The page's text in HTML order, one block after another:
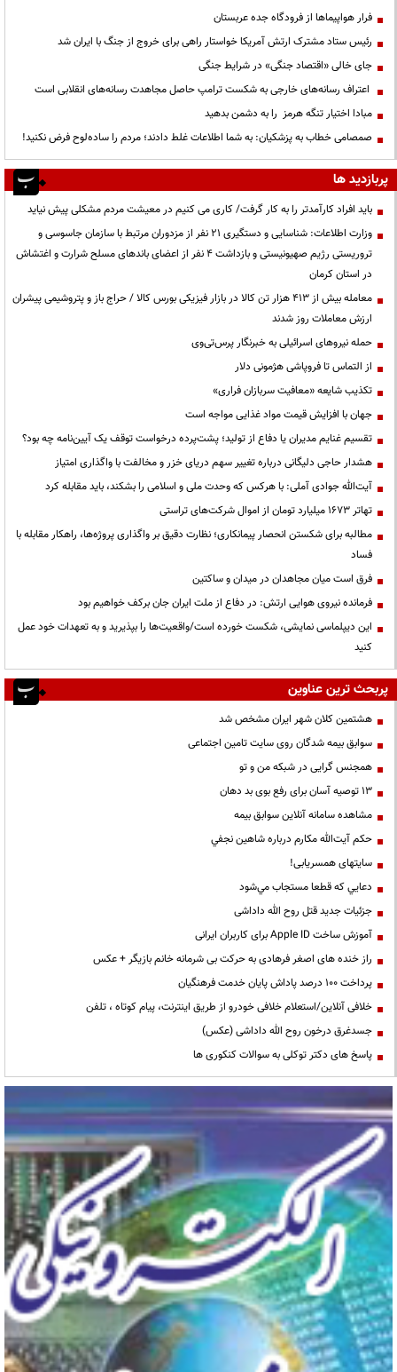
فرار هواپیماها از فرودگاه جده عربستان
رئیس ستاد مشترک ارتش آمریکا خواستار راهی برای خروج از جنگ با ایران شد
جای خالی «اقتصاد جنگی» در شرایط جنگی
اعتراف رسانه‌های خارجی به شکست ترامپ حاصل مجاهدت رسانه‌های انقلابی است
مبادا اختیار تنگه هرمز را به دشمن بدهید
صمصامی خطاب به پزشکیان: به شما اطلاعات غلط دادند؛ مردم را ساده‌لوح فرض نکنید!
پربازدید ها
باید افراد کارآمدتر را به کار گرفت/ کاری می کنیم در معیشت مردم مشکلی پیش نیاید
وزارت اطلاعات: شناسایی و دستگیری ۲۱ نفر از مزدوران مرتبط با سازمان جاسوسی و
تروریستی رژیم صهیونیستی و بازداشت ۴ نفر از اعضای باندهای مسلح شرارت و اغتشاش
در استان کرمان
معامله بیش از ۴۱۳ هزار تن کالا در بازار فیزیکی بورس کالا / حراج باز و پتروشیمی پیشران
ارزش معاملات روز شدند
حمله نیروهای اسرائیلی به خبرنگار پرس‌تی‌وی
از التماس تا فروپاشی هژمونی دلار
تکذیب شایعه «معافیت سربازان فراری»
جهان با افزایش قیمت مواد غذایی مواجه است
تقسیم غنایم مدیران یا دفاع از تولید؛ پشت‌پرده درخواست توقف یک آیین‌نامه چه بود؟
هشدار حاجی دلیگانی درباره تغییر سهم دریای خزر و مخالفت با واگذاری امتیاز
آیت‌الله جوادی آملی: با هرکس که وحدت ملی و اسلامی را بشکند، باید مقابله کرد
تهاتر ۱۶۷۳ میلیارد تومان از اموال شرکت‌های تراستی
مطالبه برای شکستن انحصار پیمانکاری؛ نظارت دقیق بر واگذاری پروژه‌ها، راهکار مقابله با
فساد
فرق است میان مجاهدان در میدان و ساکتین
فرمانده نیروی هوایی ارتش: در دفاع از ملت ایران جان برکف خواهیم بود
این دیپلماسی نمایشی، شکست خورده است/واقعیت‌ها را بپذیرید و به تعهدات خود عمل
کنید
پربحث ترین عناوین
هشتمین کلان شهر ایران مشخص شد
سوابق بیمه شدگان روی سایت تامین اجتماعی
همجنس گرایی در شبکه من و تو
13 توصیه آسان برای رفع بوی بد دهان
مشاهده سامانه آنلاين سوابق بیمه
حكم آيت‌الله مكارم درباره شاهين نجفي
سایتهای همسریابی!
دعايي كه قطعا مستجاب مي‌شود
جزئیات جدید قتل روح الله داداشی
آموزش ساخت Apple ID برای کاربران ایرانی
راز خنده های اصغر فرهادی به حرکت بی شرمانه خانم بازیگر + عکس
پرداخت ۱۰۰ درصد پاداش پایان خدمت فرهنگیان
خلافی آنلاین/استعلام خلافی خودرو از طریق اینترنت، پیام کوتاه ، تلفن
جسدغرق درخون روح الله داداشی (عکس)
پاسخ های دکتر توکلی به سوالات کنکوری ها